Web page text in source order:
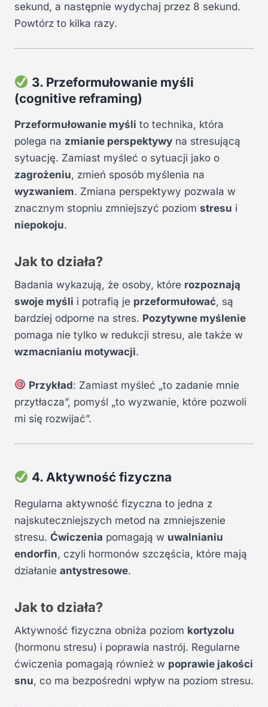
sekund, a następnie wydychaj przez 8 sekund.
Powtórz to kilka razy.
3. Przeformułowanie myśli
(cognitive reframing)
Przeformułowanie myśli to technika, która
polega na zmianie perspektywy na stresującą
sytuację. Zamiast myśleć o sytuacji jako o
zagrożeniu, zmień sposób myślenia na
wyzwaniem. Zmiana perspektywy pozwala w
znacznym stopniu zmniejszyć poziom stresu i
niepokoju.
Jak to działa?
Badania wykazują, że osoby, które rozpoznają
swoje myśli i potrafią je przeformułować, są
bardziej odporne na stres. Pozytywne myślenie
pomaga nie tylko w redukcji stresu, ale także w
wzmacnianiu motywacji.
Przykład: Zamiast myśleć „to zadanie mnie
przytłacza”, pomyśl „to wyzwanie, które pozwoli
mi się rozwijać”.
4. Aktywność fizyczna
Regularna aktywność fizyczna to jedna z
najskuteczniejszych metod na zmniejszenie
stresu. Ćwiczenia pomagają w uwalnianiu
endorfin, czyli hormonów szczęścia, które mają
działanie antystresowe.
Jak to działa?
Aktywność fizyczna obniża poziom kortyzolu
(hormonu stresu) i poprawia nastrój. Regularne
ćwiczenia pomagają również w poprawie jakości
snu, co ma bezpośredni wpływ na poziom stresu.